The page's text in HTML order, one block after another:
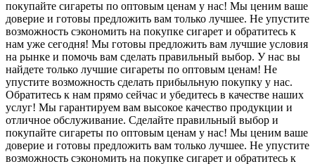
покупайте сигареты по оптовым ценам у нас! Мы ценим ваше
доверие и готовы предложить вам только лучшее. Не упустите
возможность сэкономить на покупке сигарет и обратитесь к
нам уже сегодня! Мы готовы предложить вам лучшие условия
на рынке и помочь вам сделать правильный выбор. У нас вы
найдете только лучшие сигареты по оптовым ценам! Не
упустите возможность сделать прибыльную покупку у нас.
Обратитесь к нам прямо сейчас и убедитесь в качестве наших
услуг! Мы гарантируем вам высокое качество продукции и
отличное обслуживание. Сделайте правильный выбор и
покупайте сигареты по оптовым ценам у нас! Мы ценим ваше
доверие и готовы предложить вам только лучшее. Не упустите
возможность сэкономить на покупке сигарет и обратитесь к